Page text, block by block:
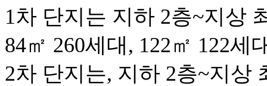
1차 단지는 지하 2층~지상
84㎡ 260세대, 122㎡ 122
2차 단지는, 지하 2층~지상